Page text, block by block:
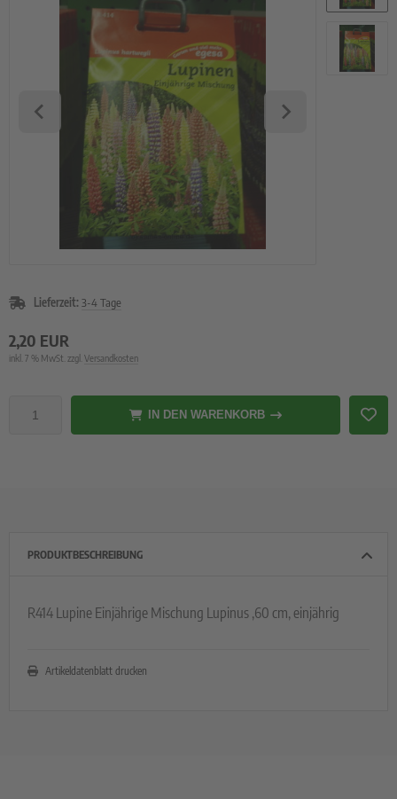
Lieferzeit: 3-4 Tage
2,20 EUR
inkl. 7 % MwSt. zzgl. Versandkosten
IN DEN WARENKORB
PRODUKTBESCHREIBUNG
R414 Lupine Einjährige Mischung Lupinus ,60 cm, einjährig
Artikeldatenblatt drucken
und Zwiebeln